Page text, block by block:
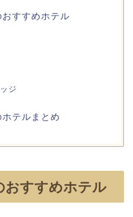
すすめホテル
ジ
テルまとめ
おすすめホテル